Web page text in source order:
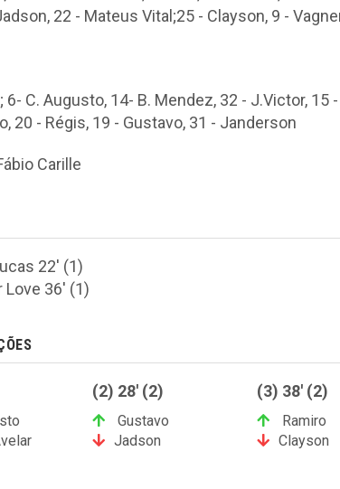
22 - Mateus Vital;25 - Clayson, 9 -
6- C. Augusto, 14- B. Mendez, 32 - J.Victor, 15
20 - Régis, 19 - Gustavo, 31 - Janderson
Carille
22' (1)
Love 36' (1)
(2) 28' (2)
Gustavo
Jadson
(3) 38' (2)
Ramiro
Clayson